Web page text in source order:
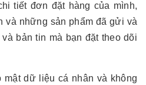
tiết đơn đặt hàng của mình,
và những sản phẩm đã gửi và
bản tin mà bạn đặt theo dõi
mật dữ liệu cá nhân và không